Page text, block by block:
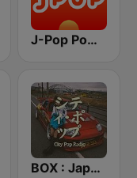
J-Pop Powerplay
BOX : Japan City Pop -日本のシティポップ